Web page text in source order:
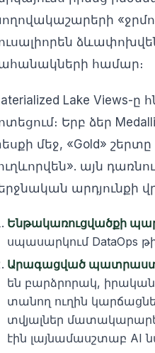
համար։
Lake
Երբ ձեր
մեջ, «Gold»
այն
արդյունքի
Ենթակառուցվածքի
սպասարկում DataOps
Արագացված
են բարձրորակ,
տանող ուղին
տվյալներ
էին լայնամասշտաբ AI